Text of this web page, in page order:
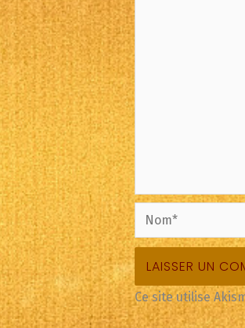
Nom*
Ce site utilise